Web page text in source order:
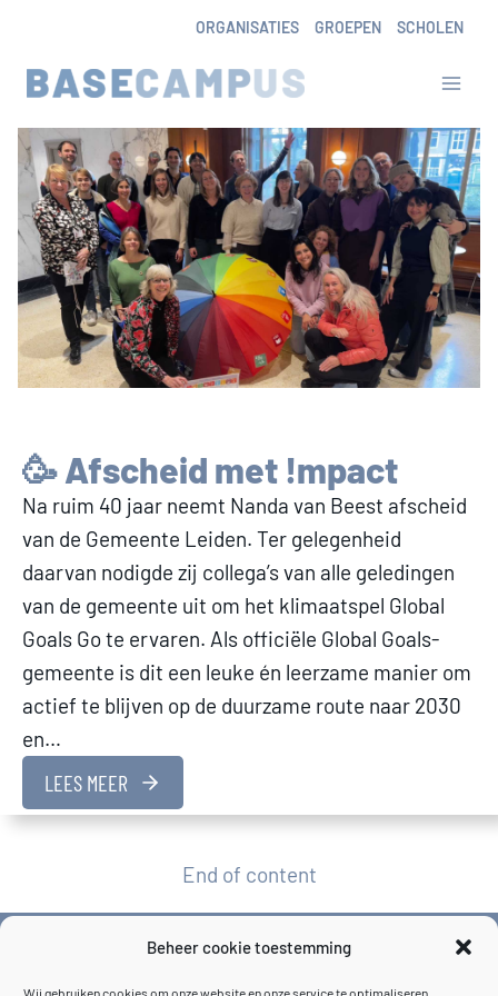
Beheer cookie toestemming
Wij gebruiken cookies om onze website en onze service te optimaliseren.
content
ORGANISATIES GROEPEN SCHOLEN
🥳 Afscheid met !mpact
Na ruim 40 jaar neemt Nanda van Beest afscheid
van de Gemeente Leiden. Ter gelegenheid
daarvan nodigde zij collega’s van alle geledingen
van de gemeente uit om het klimaatspel Global
Goals Go te ervaren. Als officiële Global Goals-
gemeente is dit een leuke én leerzame manier om
actief te blijven op de duurzame route naar 2030
en…
LEES MEER
End of content